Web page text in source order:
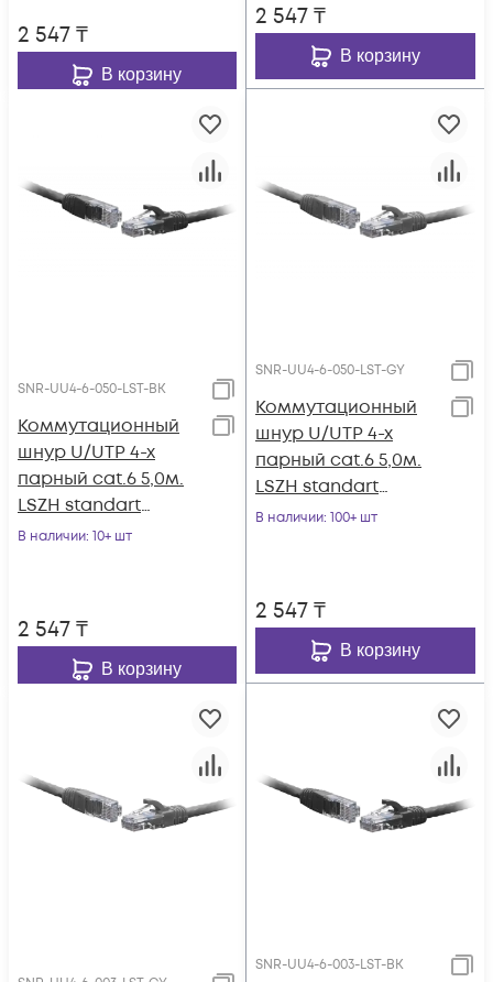
2 547₸
В корзину
2 547₸
В корзину
SNR-UU4-6-050-LST-BK
Коммутационный
шнур U/UTP 4-х
парный cat.6 5,0м.
LSZH standart
чёрный
В наличии: 10+ шт
2 547₸
В корзину
SNR-UU4-6-050-LST-GY
Коммутационный
шнур U/UTP 4-х
парный cat.6 5,0м.
LSZH standart
серый
В наличии: 100+ шт
2 547₸
В корзину
SNR-UU4-6-003-LST-BK